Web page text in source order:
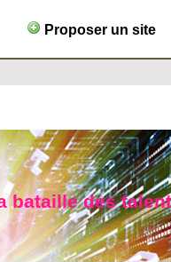
Proposer un site
bataille des